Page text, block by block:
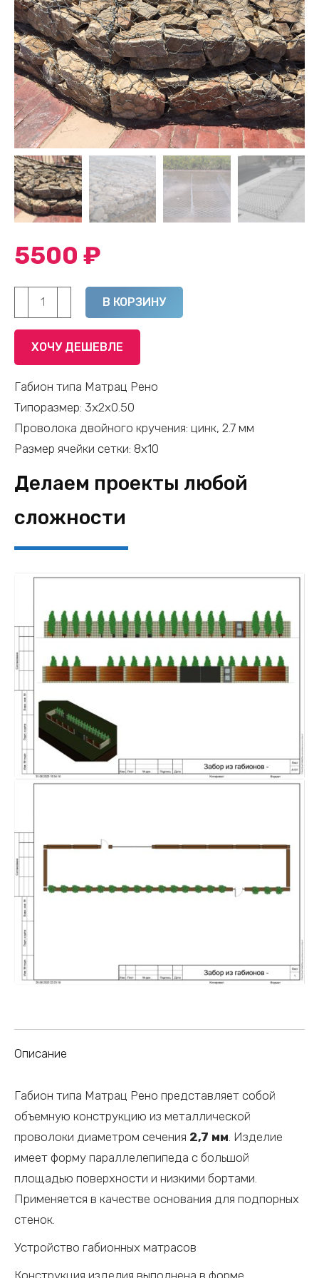
5500 ₽
Количество
товара
Рено
-
3
х
х
(цинк
2,7
В КОРЗИНУ
ХОЧУ ДЕШЕВЛЕ
Габион типа Матрац Рено
Типоразмер: 3х2х0.50
Проволока двойного кручения: цинк, 2.7 мм
Размер ячейки сетки: 8х10
Делаем проекты любой
сложности
Описание
Габион типа Матрац Рено представляет собой
объемную конструкцию из металлической
проволоки диаметром сечения 2,7 мм. Изделие
имеет форму параллелепипеда с большой
площадью поверхности и низкими бортами.
Применяется в качестве основания для подпорных
стенок.
Устройство габионных матрасов